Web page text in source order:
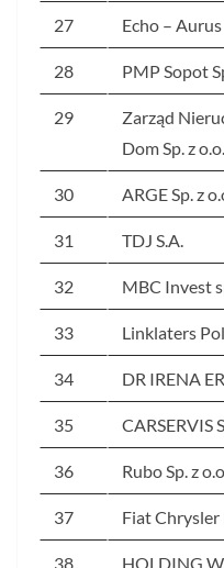
27 Echo – Aurus
28 PMP Sopot
29
Zarząd
Dom Sp. z o.o.
30 ARGE Sp. z
31 TDJ S.A.
32 MBC Invest
33 Linklaters
34 DR IRENA
35 CARSERVIS
36 Rubo Sp. z
37 Fiat Chrysler
38 HOLDING